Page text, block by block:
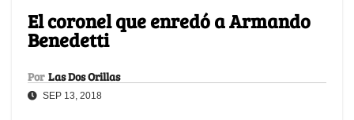
El coronel que enredó a Armando
Benedetti
Por Las Dos Orillas
SEP 13, 2018